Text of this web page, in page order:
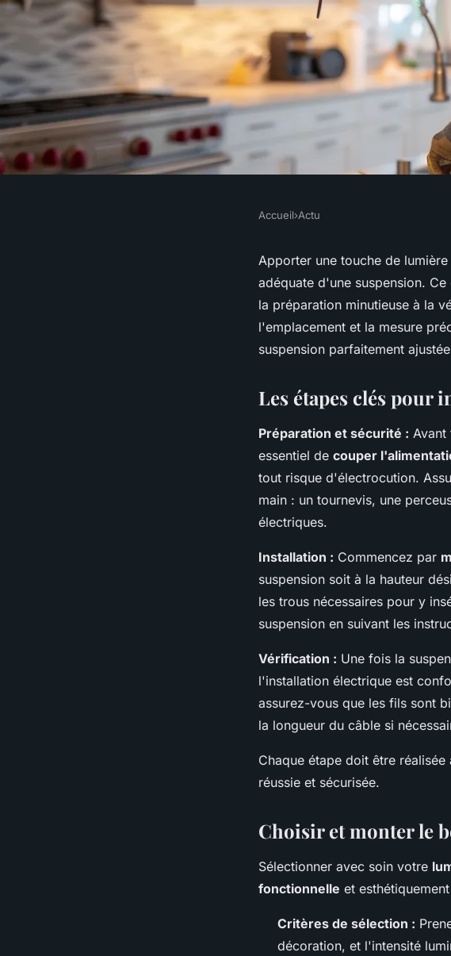
Luminaire de cuisine :
pose d'une suspension
Accueil›Actu
Apporter une touche de
adéquate d'une suspension.
la préparation minutieuse à la
l'emplacement et la mesure
suspension parfaitement
Les étapes clés pour
Préparation et sécurité : Avant
essentiel de couper
tout risque d'électrocution.
main : un tournevis, une
électriques.
Installation : Commencez par
suspension soit à la hauteur
les trous nécessaires pour y
suspension en suivant les
Vérification : Une fois la
l'installation électrique est
assurez-vous que les fils sont
la longueur du câble si
Chaque étape doit être réalisée
réussie et sécurisée.
Choisir et monter le
Sélectionner avec soin votre
fonctionnelle et
Critères de sélection :
décoration, et l'intensité